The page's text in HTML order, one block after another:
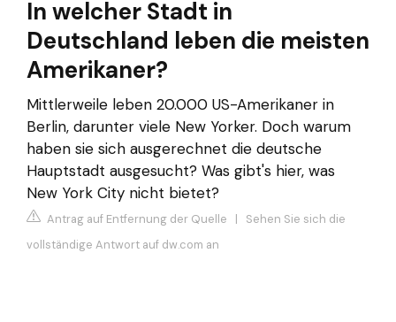
In welcher Stadt in
Deutschland leben die meisten
Amerikaner?
Mittlerweile leben 20.000 US-Amerikaner in
Berlin, darunter viele New Yorker. Doch warum
haben sie sich ausgerechnet die deutsche
Hauptstadt ausgesucht? Was gibt's hier, was
New York City nicht bietet?
Antrag auf Entfernung der Quelle | Sehen Sie sich die
vollständige Antwort auf dw.com an